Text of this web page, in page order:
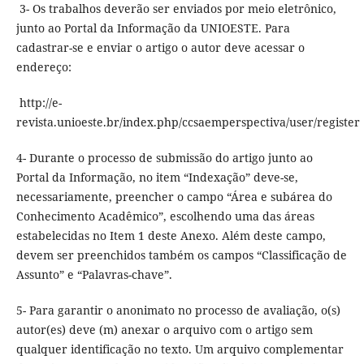
3- Os trabalhos deverão ser enviados por meio eletrônico,
junto ao Portal da Informação da UNIOESTE. Para
cadastrar-se e enviar o artigo o autor deve acessar o
endereço:
http://e-
revista.unioeste.br/index.php/ccsaemperspectiva/user/register
4- Durante o processo de submissão do artigo junto ao
Portal da Informação, no item “Indexação” deve-se,
necessariamente, preencher o campo “Área e subárea do
Conhecimento Acadêmico”, escolhendo uma das áreas
estabelecidas no Item 1 deste Anexo. Além deste campo,
devem ser preenchidos também os campos “Classificação de
Assunto” e “Palavras-chave”.
5- Para garantir o anonimato no processo de avaliação, o(s)
autor(es) deve (m) anexar o arquivo com o artigo sem
qualquer identificação no texto. Um arquivo complementar